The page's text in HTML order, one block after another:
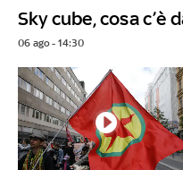
Sky cube, cosa c’è
06 ago - 14:30